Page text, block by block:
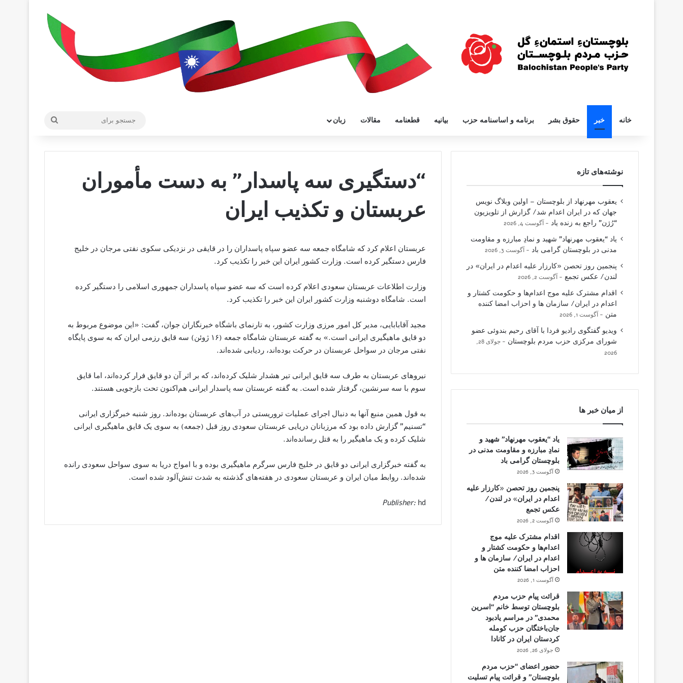
خانه خبر حقوق بشر برنامه و اساسنامه حزب بیانیه قطعنامه مقالات زبان
“دستگیری سه پاسدار” به دست مأموران
عربستان و تکذیب ایران
عربستان اعلام کرد که شامگاه جمعه سه عضو سپاه پاسداران را در قایقی در نزدیکی سکوی نفتی مرجان در خلیج
فارس دستگیر کرده است. وزارت کشور ایران این خبر را تکذیب کرد.
وزارت اطلاعات عربستان سعودی اعلام کرده است که سه عضو سپاه پاسداران جمهوری اسلامی را دستگیر کرده
است. شامگاه دوشنبه وزارت کشور ایران این خبر را تکذیب کرد.
مجيد آقابابايى، مدير كل امور مرزى وزارت كشور، به تارنمای باشگاه خبرنگاران جوان، گفت: «اين موضوع مربوط به
دو قايق ماهيگيرى ایرانی است.» به گفته عربستان شامگاه جمعه (۱۶ ژوئن) سه قایق رزمی ایران که به سوی پایگاه
نفتی مرجان در سواحل عربستان در حرکت بوده‌اند، ردیابی شده‌اند.
نیروهای عربستان به طرف سه قایق ایرانی تیر هشدار شلیک کرده‌اند، که بر اثر آن دو قایق فرار کرده‌اند، اما قایق
سوم با سه سرنشین، گرفتار شده است. به گفته عربستان سه پاسدار ایرانی هم‌اکنون تحت بازجویی هستند.
به قول همین منبع آنها به دنبال اجرای عملیات تروریستی در آب‌های عربستان بوده‌اند. روز شنبه خبرگزاری ایرانی
“تسنیم” گزارش داده بود که مرزبانان دریایی عربستان سعودی روز قبل (جمعه) به سوی یک قایق ماهیگیری ایرانی
شلیک کرده و یک ماهیگیر را به قتل رسانده‌اند.
به گفته خبرگزاری ایرانی دو قایق در خلیج فارس سرگرم ماهیگیری بوده و با امواج دریا به سوی سواحل سعودی رانده
شده‌اند. روابط میان ایران و عربستان سعودی در هفته‌های گذشته به شدت تنش‌آلود شده است.
Publisher: hd
نوشته‌های تازه
یعقوب مهرنهاد از بلوچستان – اولین وبلاگ نویس
جهان که در ایران اعدام شد/ گزارش از تلویزیون
“رُژن” راجع به زنده یاد
آگوست 4, 2026
یاد “یعقوب مهرنهاد” شهید و نمادِ مبارزه و مقاومت
مدنی در بلوچستان گرامی باد
آگوست 3, 2026
پنجمین روز تحصن «کارزار علیه اعدام در ایران» در
لندن/ عکس تجمع
آگوست 2, 2026
اقدام مشترک علیه موج اعدام‌ها و حکومت کشتار و
اعدام در ایران/ سازمان ها و احزاب امضا کننده
متن
آگوست 1, 2026
ویدیو گفتگوی رادیو فردا با آقای رحیم بندوئی عضو
شورای مرکزی حزب مردم بلوچستان
جولای 28,
2026
از میان خبر ها
یاد “یعقوب مهرنهاد” شهید و
نمادِ مبارزه و مقاومت مدنی در
بلوچستان گرامی باد
آگوست 3, 2026
پنجمین روز تحصن «کارزار علیه
اعدام در ایران» در لندن/
عکس تجمع
آگوست 2, 2026
اقدام مشترک علیه موج
اعدام‌ها و حکومت کشتار و
اعدام در ایران/ سازمان ها و
احزاب امضا کننده متن
آگوست 1, 2026
قرائت پیام حزب مردم
بلوچستان توسط خانم “اسرین
محمدی” در مراسم یادبود
جان‌باختگان حزب کومله
کردستان ایران در کانادا
جولای 26, 2026
حضور اعضای “حزب مردم
بلوچستان” و قرائت پیام تسلیت